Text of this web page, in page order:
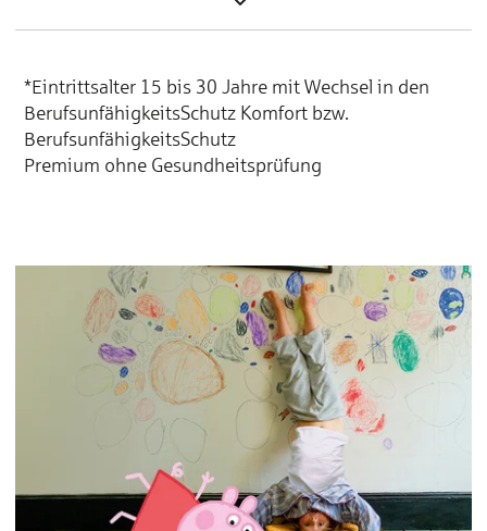
*Eintrittsalter 15 bis 30 Jahre mitWechsel in den
BerufsunfähigkeitsSchutz Komfort bzw.
BerufsunfähigkeitsSchutz
Premium ohne Gesundheitsprüfung